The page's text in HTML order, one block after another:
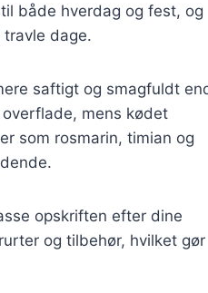
både hverdag og fest, og
dage.
saftigt og smagfuldt
mens kødet
som rosmarin, timian og
opskriften efter dine
og tilbehør, hvilket gør